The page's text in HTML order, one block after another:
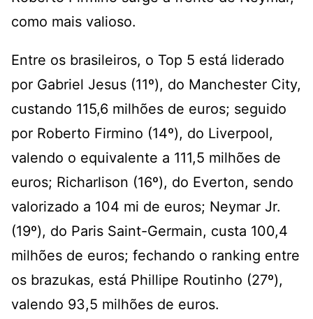
como mais valioso.
Entre os brasileiros, o Top 5 está liderado
por Gabriel Jesus (11º), do Manchester City,
custando 115,6 milhões de euros; seguido
por Roberto Firmino (14º), do Liverpool,
valendo o equivalente a 111,5 milhões de
euros; Richarlison (16º), do Everton, sendo
valorizado a 104 mi de euros; Neymar Jr.
(19º), do Paris Saint-Germain, custa 100,4
milhões de euros; fechando o ranking entre
os brazukas, está Phillipe Routinho (27º),
valendo 93,5 milhões de euros.